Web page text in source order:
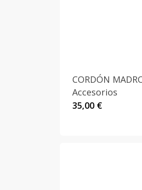
CORDÓN
Accesorios
35,00 €